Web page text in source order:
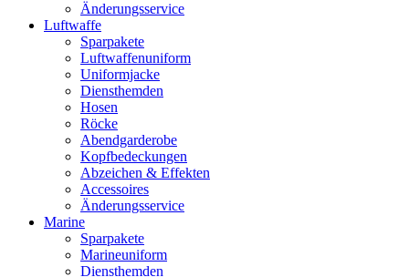
Änderungsservice
Luftwaffe
Sparpakete
Luftwaffenuniform
Uniformjacke
Diensthemden
Hosen
Röcke
Abendgarderobe
Kopfbedeckungen
Abzeichen & Effekten
Accessoires
Änderungsservice
Marine
Sparpakete
Marineuniform
Diensthemden